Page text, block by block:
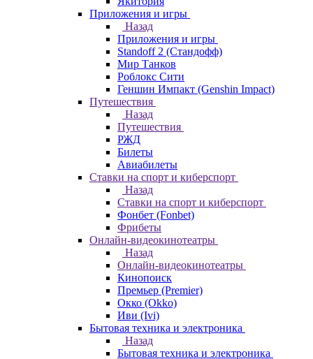
Приложения и игры
Назад
Приложения и игры
Standoff 2 (Стандофф)
Мир Танков
Роблокс Сити
Геншин Импакт (Genshin Impact)
Путешествия
Назад
Путешествия
РЖД
Билеты
Авиабилеты
Ставки на спорт и киберспорт
Назад
Ставки на спорт и киберспорт
Фонбет (Fonbet)
Фрибеты
Онлайн-видеокинотеатры
Назад
Онлайн-видеокинотеатры
Кинопоиск
Премьер (Premier)
Окко (Okko)
Иви (Ivi)
Бытовая техника и электроника
Назад
Бытовая техника и электроника